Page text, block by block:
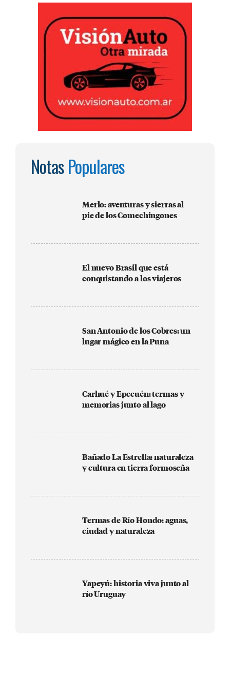
NotasPopulares
Merlo: aventuras y sierras al
pie de los Comechingones
El nuevo Brasil que está
conquistando a los viajeros
San Antonio de los Cobres: un
lugar mágico en la Puna
Carhué y Epecuén: termas y
memorias junto al lago
Bañado La Estrella: naturaleza
y cultura en tierra formoseña
Termas de Río Hondo: aguas,
ciudad y naturaleza
Yapeyú: historia viva junto al
río Uruguay